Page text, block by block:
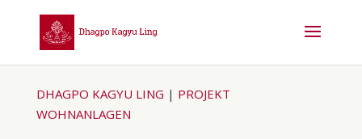
DHAGPO KAGYU LING | PROJEKT
WOHNANLAGEN